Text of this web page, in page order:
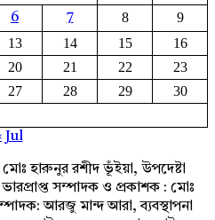
6 7 8
9
13 14 15
16
20 21 22
23
27 28 29
30
Jul
মোঃ হারুনুর রশীদ ভূঁইয়া, উপদেষ্টা
সম্পাদক ও প্রকাশক : মোঃ
আরজু মান্দ আরা, ব্যবস্থাপনা